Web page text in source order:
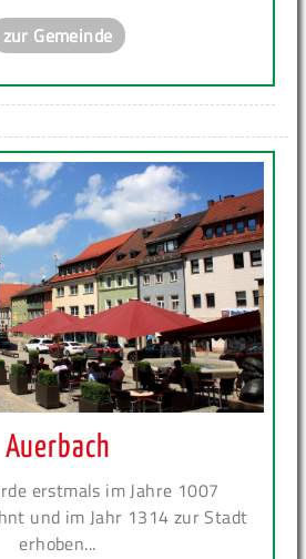
zur Gemeinde
Auerbach
erstmals im Jahre 1007
und im Jahr 1314 zur Stadt
erhoben...